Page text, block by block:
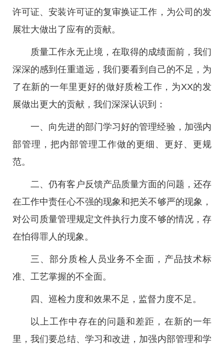
许可证、安装许可证的复审换证工作，为公司的发
展壮大做出了应有的贡献。
质量工作永无止境，在取得的成绩面前，我们
深深的感到任重道远，我们要看到自己的不足，为
了在新的一年里更好的做好质检工作，为XX的发
展做出更大的贡献，我们深深认识到：
一、向先进的部门学习好的管理经验，加强内
部管理，把内部管理工作做的更细、更好、更规
范。
二、仍有客户反馈产品质量方面的问题，还存
在工作中责任心不强的现象和把关不够严的现象，
对公司质量管理规定文件执行力度不够的情况，存
在怕得罪人的现象。
三、部分质检人员业务不全面，产品技术标
准、工艺掌握的不全面。
四、巡检力度和效果不足，监督力度不足。
以上工作中存在的问题和差距，在新的一年
里，我们要总结、学习和改进，加强内部管理和学